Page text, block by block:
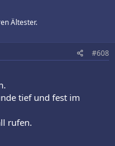
Ältester.
#608
tief und fest im
rufen.